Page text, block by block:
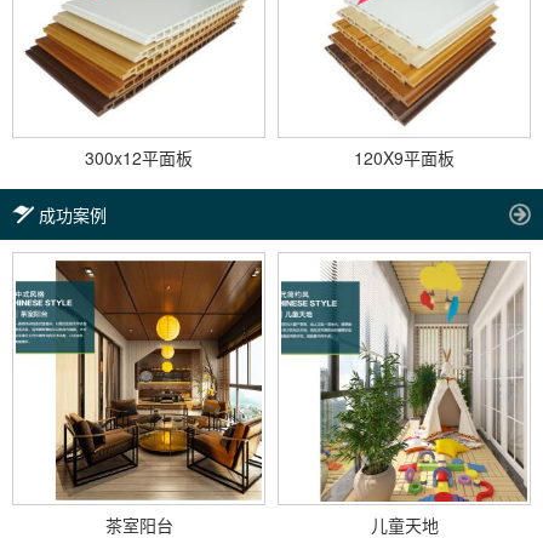
300x12平面板 120X9平面板
成功案例
茶室阳台 儿童天地